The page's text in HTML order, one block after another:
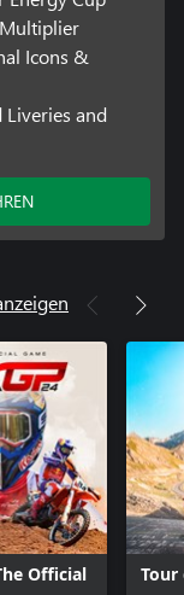
Icons &
Liveries and
Official
Tour